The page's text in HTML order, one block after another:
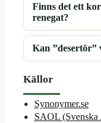
Finns det ett
renegat?
Kan ”desertör”
Källor
Synonymer.se
SAOL (Svenska